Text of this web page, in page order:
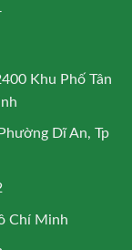
Khu Phố Tân
Dĩ An, Tp
Chí Minh